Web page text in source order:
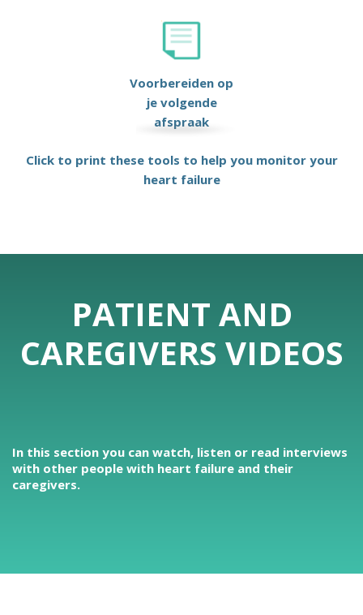
Voorbereiden op
je volgende
afspraak
Click to print these tools to help you monitor your
heart failure
PATIENT AND
CAREGIVERS VIDEOS
In this section you can watch, listen or read interviews
with other people with heart failure and their
caregivers.